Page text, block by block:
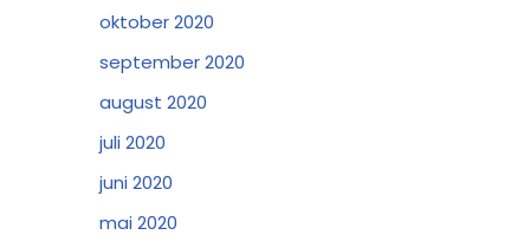
oktober 2020
september 2020
august 2020
juli 2020
juni 2020
mai 2020